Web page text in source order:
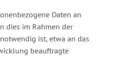
Daten an
dies im Rahmen der
ist, etwa an das
beauftragte